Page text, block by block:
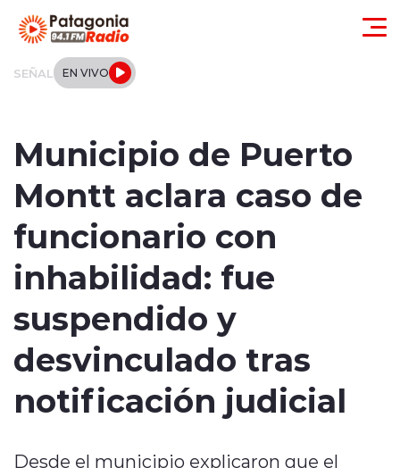
SEÑAL EN VIVO
Regionales
Local
Tendencias
Internacional
Deportes
Entrevistas
Municipio de Puerto
Montt aclara caso de
funcionario con
inhabilidad: fue
suspendido y
desvinculado tras
notificación judicial
Desde el municipio explicaron que el